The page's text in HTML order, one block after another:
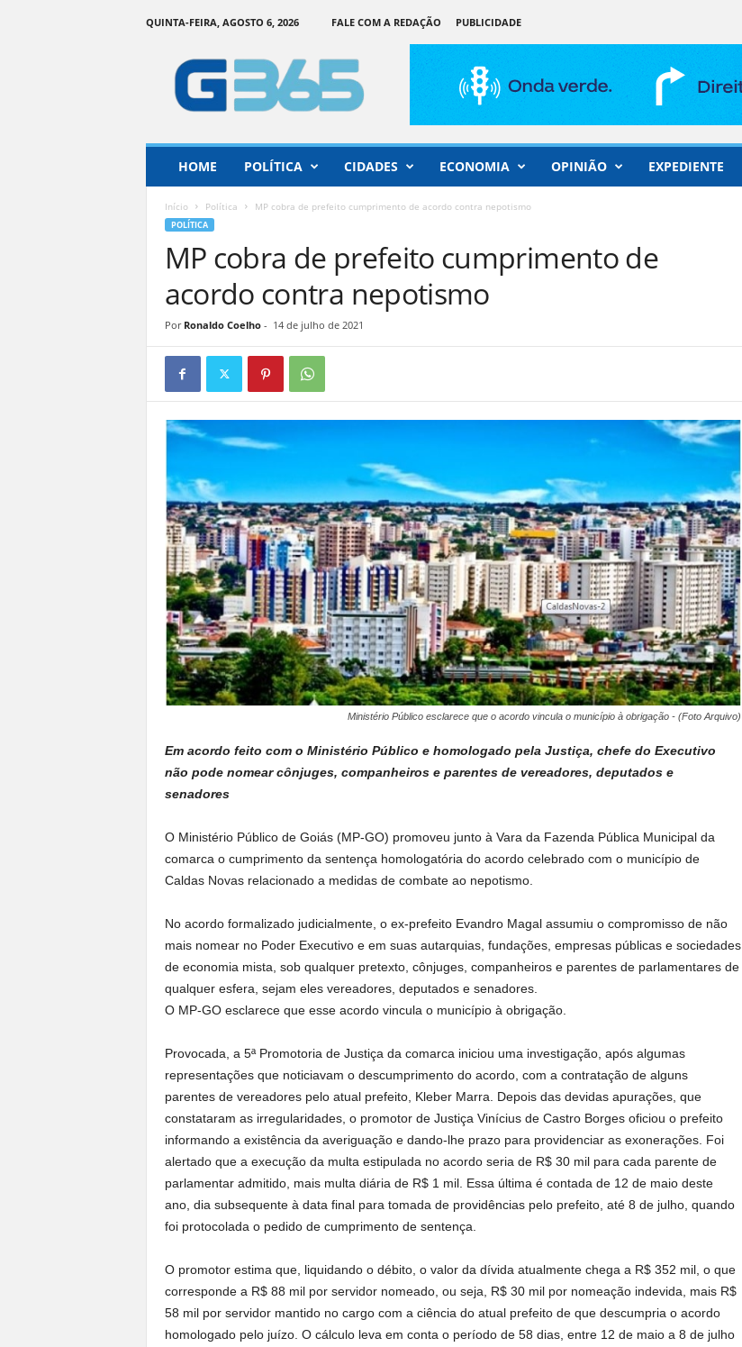
QUINTA-FEIRA, AGOSTO 6, 2026 FALE COM A REDAÇÃO
PUBLICIDADE
ç
o
HOME POLÍTICA CIDADES ECONOMIA OPINIÃO EXPEDIENTE
Início Política MP cobra de prefeito cumprimento de acordo contra nepotismo
POLÍTICA
MP cobra de prefeito cumprimento de
acordo contra nepotismo
Por Ronaldo Coelho- 14 de julho de 2021
Ministério Público esclarece que o acordo vincula o município à obrigação - (Foto Arquivo)
Em acordo feito com o Ministério Público e homologado pela Justiça, chefe do Executivo
não pode nomear cônjuges, companheiros e parentes de vereadores, deputados e
senadores
O Ministério Público de Goiás (MP-GO) promoveu junto à Vara da Fazenda Pública Municipal da
comarca o cumprimento da sentença homologatória do acordo celebrado com o município de
Caldas Novas relacionado a medidas de combate ao nepotismo.
No acordo formalizado judicialmente, o ex-prefeito Evandro Magal assumiu o compromisso de não
mais nomear no Poder Executivo e em suas autarquias, fundações, empresas públicas e sociedades
de economia mista, sob qualquer pretexto, cônjuges, companheiros e parentes de parlamentares de
qualquer esfera, sejam eles vereadores, deputados e senadores.
O MP-GO esclarece que esse acordo vincula o município à obrigação.
Provocada, a 5ª Promotoria de Justiça da comarca iniciou uma investigação, após algumas
representações que noticiavam o descumprimento do acordo, com a contratação de alguns
parentes de vereadores pelo atual prefeito, Kleber Marra. Depois das devidas apurações, que
constataram as irregularidades, o promotor de Justiça Vinícius de Castro Borges oficiou o prefeito
informando a existência da averiguação e dando-lhe prazo para providenciar as exonerações. Foi
alertado que a execução da multa estipulada no acordo seria de R$ 30 mil para cada parente de
parlamentar admitido, mais multa diária de R$ 1 mil. Essa última é contada de 12 de maio deste
ano, dia subsequente à data final para tomada de providências pelo prefeito, até 8 de julho, quando
foi protocolada o pedido de cumprimento de sentença.
O promotor estima que, liquidando o débito, o valor da dívida atualmente chega a R$ 352 mil, o que
corresponde a R$ 88 mil por servidor nomeado, ou seja, R$ 30 mil por nomeação indevida, mais R$
58 mil por servidor mantido no cargo com a ciência do atual prefeito de que descumpria o acordo
homologado pelo juízo. O cálculo leva em conta o período de 58 dias, entre 12 de maio a 8 de julho